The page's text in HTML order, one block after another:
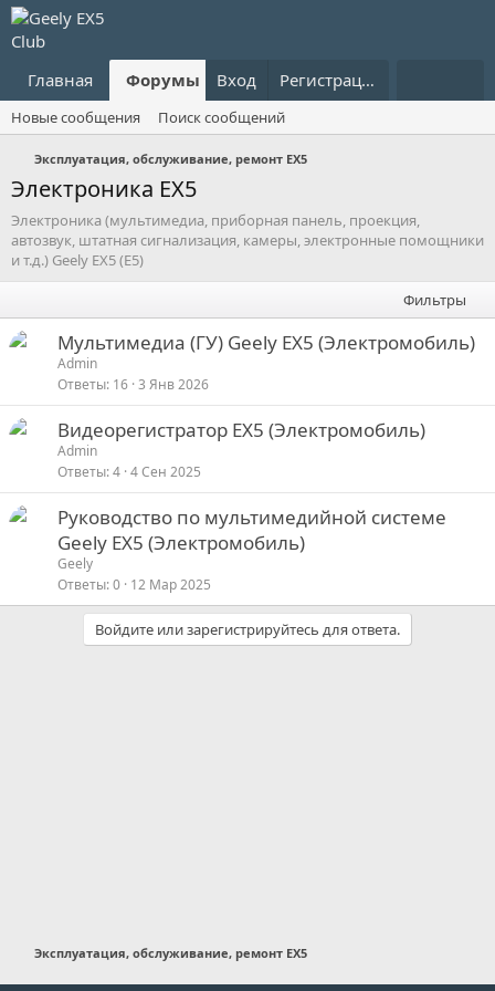
Главная Форумы Что нового?
Вход Регистрация
Новые сообщения Поиск сообщений
Эксплуатация, обслуживание, ремонт EX5
Электроника EX5
Электроника (мультимедиа, приборная панель, проекция,
автозвук, штатная сигнализация, камеры, электронные помощники
и т.д.) Geely EX5 (E5)
Фильтры
Мультимедиа (ГУ) Geely EX5 (Электромобиль)
Admin
Ответы 16 3 Янв 2026
Видеорегистратор EX5 (Электромобиль)
Admin
Ответы 4 4 Сен 2025
Руководство по мультимедийной системе
Geely EX5 (Электромобиль)
Geely
Ответы 0 12 Мар 2025
Войдите или зарегистрируйтесь для ответа.
Эксплуатация, обслуживание, ремонт EX5